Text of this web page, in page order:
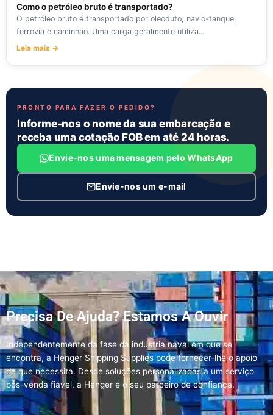
Como o petróleo bruto é transportado?
O petróleo bruto é transportado por oleoduto, navio-tanque,
ferrovia e caminhão. Uma carga geralmente utiliza...
Leia mais →
PRONTO PARA FAZER O PEDIDO?
Informe-nos o nome da sua embarcação e
receba uma cotação FOB em até 24 horas.
Envie-nos uma mensagem pelo WhatsApp
Envie-nos um e-mail
Precisa De Ajuda? Estamos A Ouvir
Independentemente da fase da indústria naval em que se
encontra, a Henger Shipping Supplies pode fornecer-lhe o apoio
de que necessita. Desde soluções personalizadas a um serviço
pós-venda fiável, a Henger é o seu parceiro de confiança.